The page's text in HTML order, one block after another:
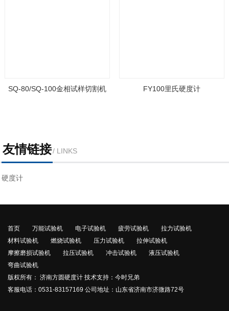
SQ-80/SQ-100金相试样切割机 FY100里氏硬度计
友情链接/ LINKS
硬度计
首页 万能试验机 电子试验机 疲劳试验机
拉力试验机
材料试验机
燃烧试验机 压力试验机
拉伸试验机
摩擦磨损试验机
拉压试验机 冲击试验机
液压试验机
弯曲试验机
版权所有： 济南方圆硬度计 技术支持：今时兄弟
客服电话：0531-83157169 公司地址：山东省济南市济微路72号